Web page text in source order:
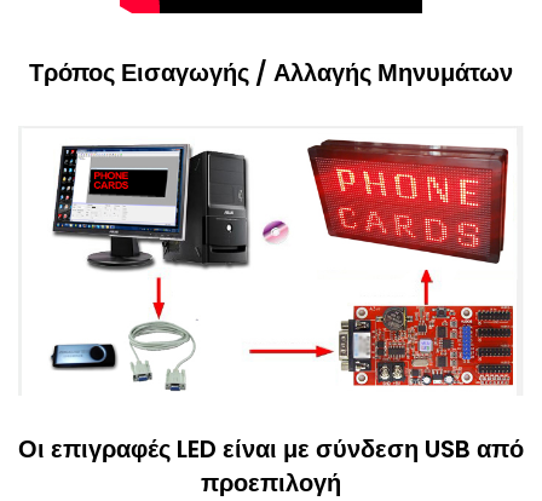
Τρόπος Εισαγωγής / Αλλαγής Μηνυμάτων
Οι επιγραφές LED είναι με σύνδεση USB από
προεπιλογή